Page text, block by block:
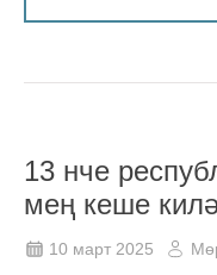
13 нче
мең кеше
10 март 2025